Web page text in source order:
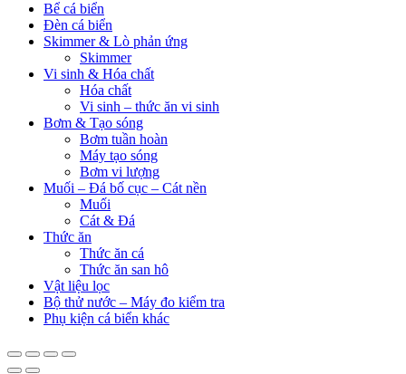
Bể cá biển
Đèn cá biển
Skimmer & Lò phản ứng
Skimmer
Vi sinh & Hóa chất
Hóa chất
Vi sinh – thức ăn vi sinh
Bơm & Tạo sóng
Bơm tuần hoàn
Máy tạo sóng
Bơm vi lượng
Muối – Đá bố cục – Cát nền
Muối
Cát & Đá
Thức ăn
Thức ăn cá
Thức ăn san hô
Vật liệu lọc
Bộ thử nước – Máy đo kiểm tra
Phụ kiện cá biển khác